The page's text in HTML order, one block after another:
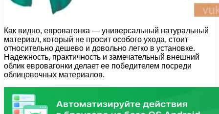
Как видно, евровагонка — универсальный натуральный
материал, который не просит особого ухода, стоит
относительно дешево и довольно легко в установке.
Надежность, практичность и замечательный внешний
облик евровагонки делает ее победителем посреди
облицовочных материалов.